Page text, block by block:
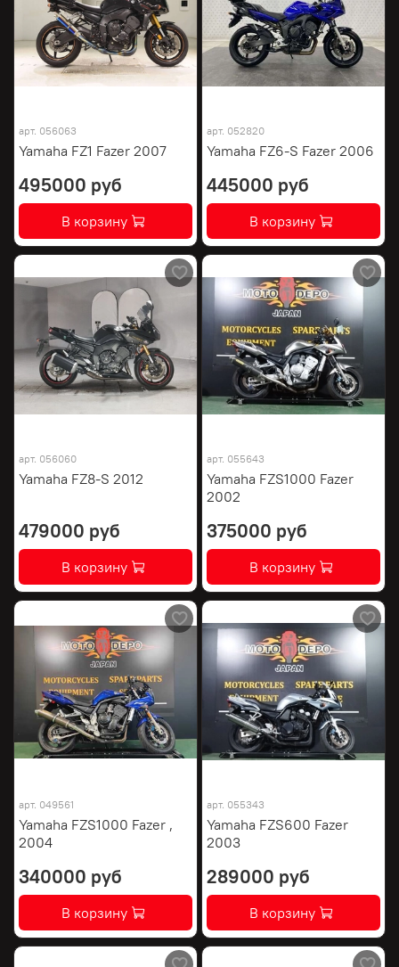
арт. 056063
Yamaha FZ1 Fazer 2007
495000 руб
В корзину
арт. 052820
Yamaha FZ6-S Fazer 2006
445000 руб
В корзину
арт. 056060
Yamaha FZ8-S 2012
479000 руб
В корзину
арт. 055643
Yamaha FZS1000 Fazer
2002
375000 руб
В корзину
арт. 049561
Yamaha FZS1000 Fazer ,
2004
340000 руб
В корзину
арт. 055343
Yamaha FZS600 Fazer
2003
289000 руб
В корзину